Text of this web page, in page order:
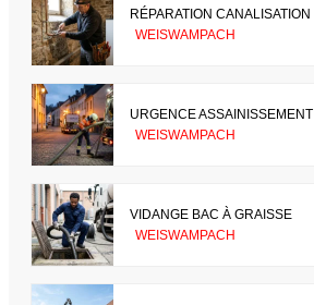
RÉPARATION CANALISATION
WEISWAMPACH
URGENCE ASSAINISSEMENT
WEISWAMPACH
VIDANGE BAC À GRAISSE
WEISWAMPACH